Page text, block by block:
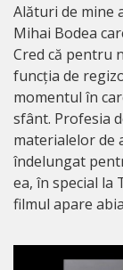
Alături de mine
Mihai Bodea
Cred că pentru
funcția de
momentul în
sfânt. Profesia
materialelor de
îndelungat
ea, în special la
filmul apare